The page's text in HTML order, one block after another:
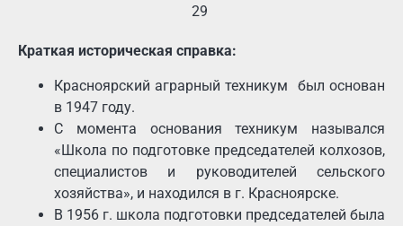
29
Краткая историческая справка:
Красноярский аграрный техникум был основан
в 1947 году.
С момента основания техникум назывался
«Школа по подготовке председателей колхозов,
специалистов и руководителей сельского
хозяйства», и находился в г. Красноярске.
В 1956 г. школа подготовки председателей была